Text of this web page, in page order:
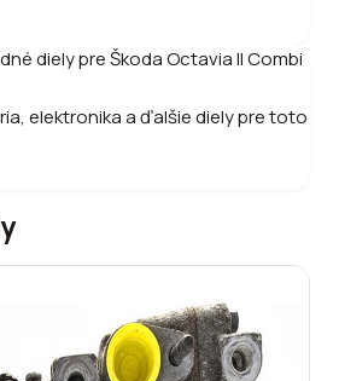
diely preŠkodaOctavia II Combi
elektronika a ďalšie diely pre toto